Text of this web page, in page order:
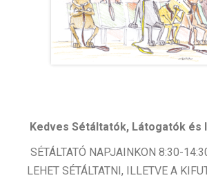
Kedves Sétáltatók, Látogatók és
SÉTÁLTATÓ NAPJAINKON 8:30-
LEHET SÉTÁLTATNI, ILLETVE A